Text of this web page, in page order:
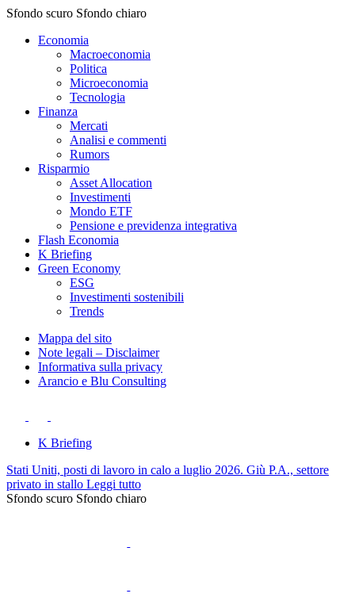
Sfondo scuro Sfondo chiaro
Economia
Macroeconomia
Politica
Microeconomia
Tecnologia
Finanza
Mercati
Analisi e commenti
Rumors
Risparmio
Asset Allocation
Investimenti
Mondo ETF
Pensione e previdenza integrativa
Flash Economia
K Briefing
Green Economy
ESG
Investimenti sostenibili
Trends
Mappa del sito
Note legali – Disclaimer
Informativa sulla privacy
Arancio e Blu Consulting
K Briefing
Stati Uniti, posti di lavoro in calo a luglio 2026. Giù P.A., settore
privato in stallo Leggi tutto
Sfondo scuro Sfondo chiaro